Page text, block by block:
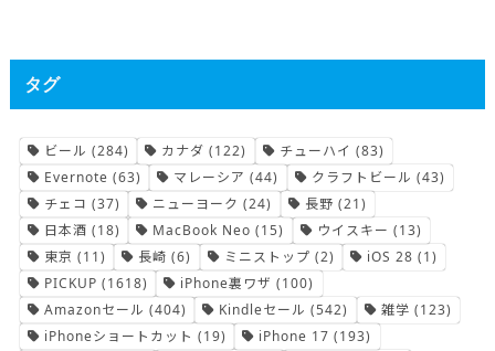
タグ
ビール (284) カナダ (122) チューハイ (83)
Evernote (63) マレーシア (44) クラフトビール (43)
チェコ (37) ニューヨーク (24) 長野 (21)
日本酒 (18) MacBook Neo (15) ウイスキー (13)
東京 (11) 長崎 (6) ミニストップ (2) iOS 28 (1)
PICKUP (1618) iPhone裏ワザ (100)
Amazonセール (404) Kindleセール (542) 雑学 (123)
iPhoneショートカット (19) iPhone 17 (193)